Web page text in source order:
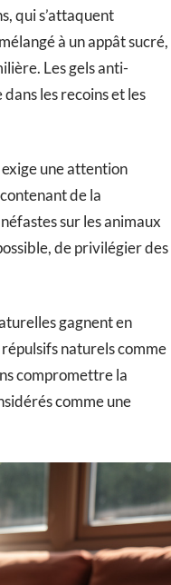
qui s’attaquent
à un appât sucré,
Les gels anti-
les recoins et les
une attention
de la
sur les animaux
de privilégier des
gagnent en
naturels comme
compromettre la
comme une